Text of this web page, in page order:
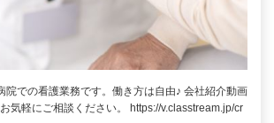
院での看護業務です。働き方は自由♪ 会社紹介動画
気軽にご相談ください。 https://v.classtream.jp/cr